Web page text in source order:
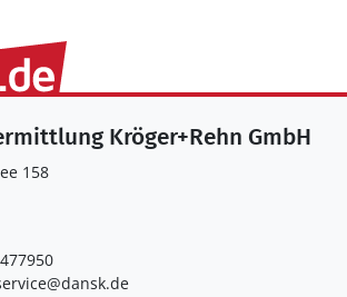
Kröger+Rehn GmbH
158